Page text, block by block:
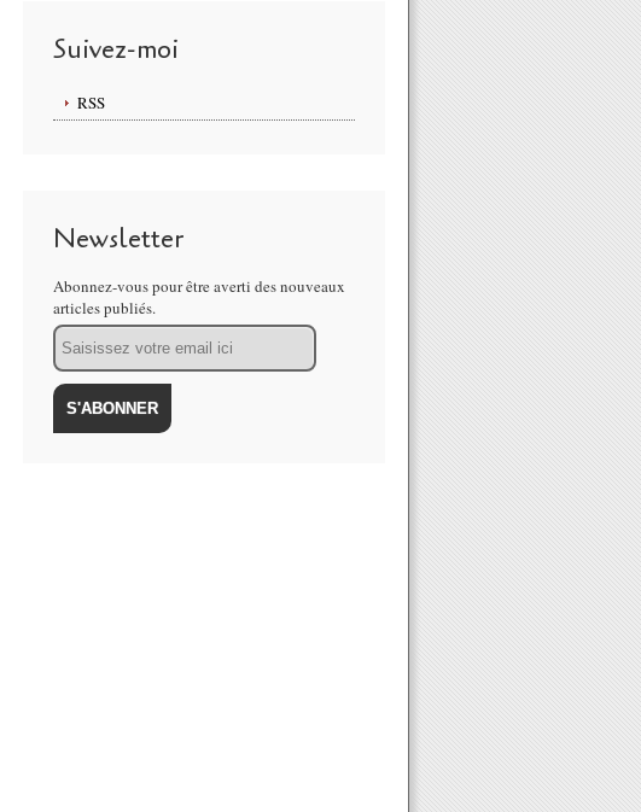
Suivez-moi
RSS
Newsletter
Abonnez-vous pour être averti des nouveaux
articles publiés.
Email